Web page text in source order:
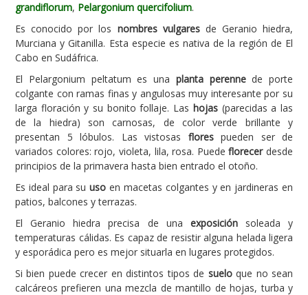
Árboles y Palmeras
Arbustos y Trepadoras
Cactus y Suculentas
grandiflorum, Pelargonium quercifolium.
Es conocido por los nombres vulgaresde Geranio hiedra,
Murciana y Gitanilla. Esta especie es nativa de la región de El
Cabo en Sudáfrica.
El Pelargonium peltatum es una planta perennede porte
colgante con ramas finas y angulosas muy interesante por su
larga floración y su bonito follaje. Las hojas(parecidas a las
de la hiedra) son carnosas, de color verde brillante y
presentan 5 lóbulos. Las vistosas florespueden ser de
variados colores: rojo, violeta, lila, rosa. Puedeflorecerdesde
principios de la primavera hasta bien entrado el otoño.
Es ideal para suuso en macetas colgantes y en jardineras en
patios, balcones y terrazas.
El Geranio hiedra precisa de una exposiciónsoleada y
temperaturas cálidas. Es capaz de resistir alguna helada ligera
y esporádica pero es mejor situarla en lugares protegidos.
Si bien puede crecer en distintos tipos de sueloque no sean
calcáreos prefieren una mezcla de mantillo de hojas, turba y